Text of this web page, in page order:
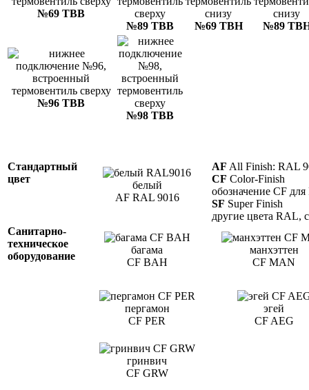
№69 ТВВ
№89 ТВВ
№69 ТВН №89
№96 ТВВ
№98 ТВВ
Стандартный
цвет
белый
AF RAL 9016
AF All Finish: RAL
CF Color-Finish
обозначение CF
SF Super Finish
другие цвета RAL,
Санитарно-
техническое
оборудование
багама
CF BAH
манхэттен
CF MAN
пергамон
CF PER
эгей
CF AEG
гринвич
CF GRW